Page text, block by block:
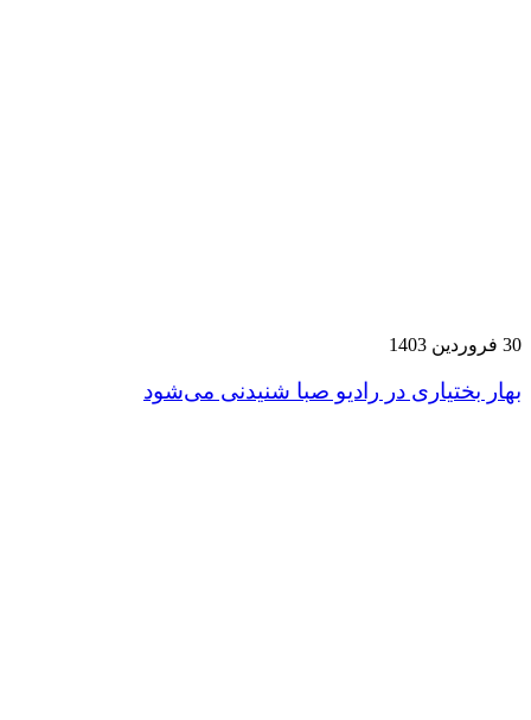
30 فروردین 1403
بهار بختیاری در رادیو صبا شنیدنی می‌شود